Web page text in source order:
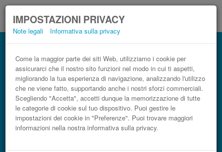
IMPOSTAZIONI PRIVACY
Note legali Informativa sulla privacy
Come la maggior parte dei siti Web, utilizziamo i cookie per
assicurarci che il nostro sito funzioni nel modo in cui ti aspetti,
migliorando la tua esperienza di navigazione, analizzando l'utilizzo
che ne viene fatto, supportando anche i nostri sforzi commerciali.
Scegliendo "Accetta", accetti dunque la memorizzazione di tutte
le categorie di cookie sul tuo dispositivo. Puoi gestire le
impostazioni dei cookie in "Preferenze". Puoi trovare maggiori
informazioni nella nostra informativa sulla privacy.
Autobus Bergerac Bordeaux low cost
Prenota il biglietto del pullman più economico